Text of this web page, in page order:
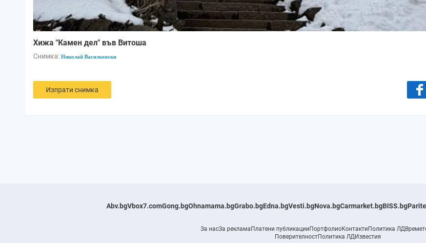
Хижа "Камен дел" във Витоша
Снимка: Николай Василковски
Изпрати снимка
Abv.bgVbox7.comGong.bgOhnamama.bgGrabo.bgEdna.bgVesti.bgNova.bgCarmarket.bgBISS.bg
За насЗа рекламаПлатени публикацииПортфолиоКонтактиПолитика ЛД
ПоверителностПолитика ЛДИзвестия